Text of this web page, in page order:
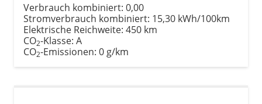
Verbrauch kombiniert: 0,00
Stromverbrauch kombiniert: 15,30 kWh/100km
Elektrische Reichweite: 450 km
CO2-Klasse: A
CO2-Emissionen: 0 g/km